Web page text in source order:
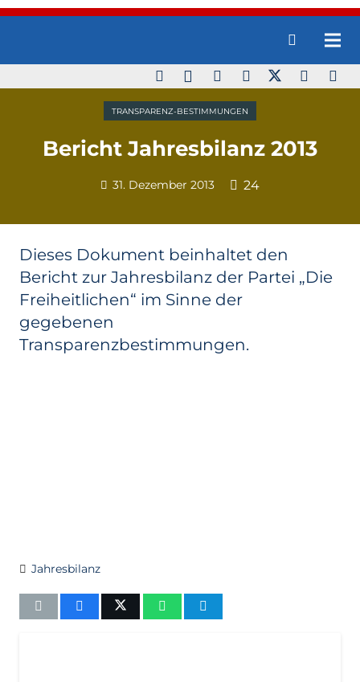
TRANSPARENZ-BESTIMMUNGEN
Bericht Jahresbilanz 2013
31. Dezember 2013 24
Dieses Dokument beinhaltet den
Bericht zur Jahresbilanz der Partei „Die
Freiheitlichen“ im Sinne der
gegebenen
Transparenzbestimmungen.
Jahresbilanz